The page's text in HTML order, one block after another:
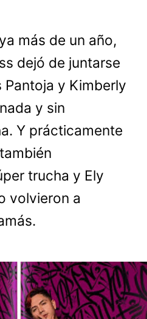
más de un año,
dejó de juntarse
Pantoja y Kimberly
y sin
Y prácticamente
trucha y Ely
volvieron a